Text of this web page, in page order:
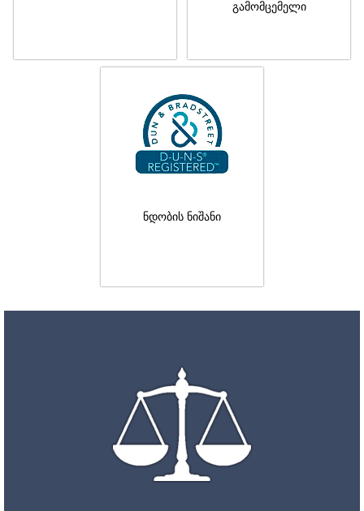
გამომცემელი
ნდობის ნიშანი